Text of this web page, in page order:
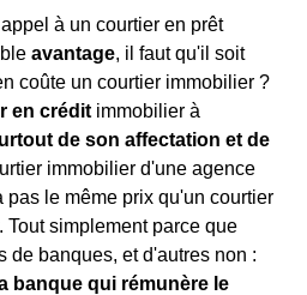
à un courtier en prêt
avantage, il faut qu'il soit
coûte un courtier immobilier ?
en crédit immobilier à
de son affectation et de
immobilier d'une agence
pas le même prix qu'un courtier
simplement parce que
de banques, et d'autres non :
banque qui rémunère le